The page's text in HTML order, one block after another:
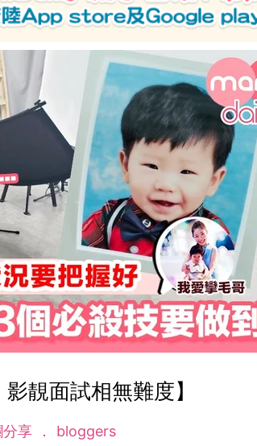
靚面試相無難度】
享 bloggers